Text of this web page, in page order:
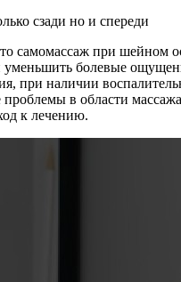
самомассаж при шейном
болевые
при наличии
в области
к лечению.